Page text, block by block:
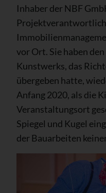
Inhaber der NBF
vor Ort. Sie haben
Kunstwerks, das
übergeben hatte,
Anfang 2020, als die
Veranstaltungsort
Spiegel und Kugel
der Bauarbeiten